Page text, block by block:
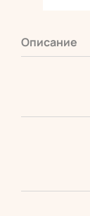
Описание